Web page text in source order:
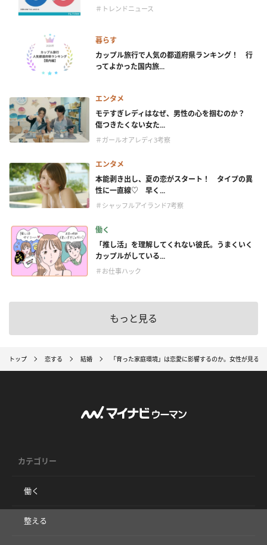
＃トレンドニュース
暮らす
カップル旅行で人気の都道府県ランキング！ 行
ってよかった国内旅...
エンタメ
モテすぎレディはなぜ、男性の心を掴むのか？
傷つきたくない女た...
＃ガールオアレディ3考察
エンタメ
本能剥き出し、夏の恋がスタート！ タイプの異
性に一直線♡ 早く...
＃シャッフルアイランド7考察
働く
「推し活」を理解してくれない彼氏。うまくいく
カップルがしている...
＃お仕事ハック
もっと見る
トップ 恋する 結婚 「育った家庭環境」は恋愛に影響するのか。女性が見る
カテゴリー
働く
整える